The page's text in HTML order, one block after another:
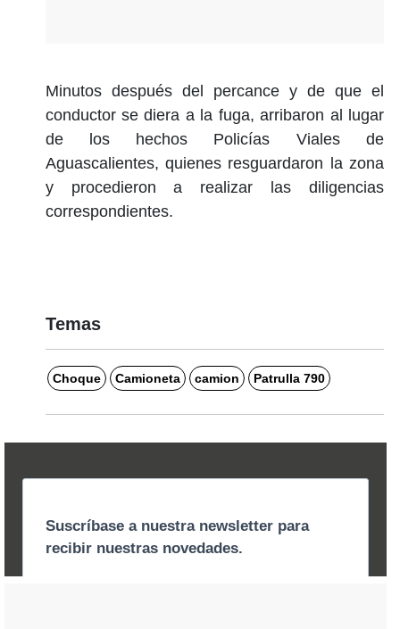
Minutos después del percance y de que el
conductor se diera a la fuga, arribaron al lugar
de los hechos Policías Viales de
Aguascalientes, quienes resguardaron la zona
y procedieron a realizar las diligencias
correspondientes.
Temas
Choque Camioneta camion Patrulla 790